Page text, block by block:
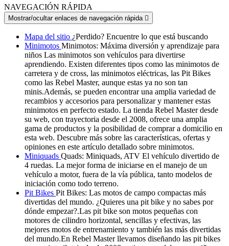
NAVEGACIÓN RÁPIDA
Mostrar/ocultar enlaces de navegación rápida 
Mapa del sitio ¿Perdido? Encuentre lo que está buscando
Minimotos Minimotos: Máxima diversión y aprendizaje para
niños Las minimotos son vehículos para divertirse
aprendiendo. Existen diferentes tipos como las minimotos de
carretera y de cross, las minimotos eléctricas, las Pit Bikes
como las Rebel Master, aunque estas ya no son tan
minis.Además, se pueden encontrar una amplia variedad de
recambios y accesorios para personalizar y mantener estas
minimotos en perfecto estado. La tienda Rebel Master desde
su web, con trayectoria desde el 2008, ofrece una amplia
gama de productos y la posibilidad de comprar a domicilio en
esta web. Descubre más sobre las características, ofertas y
opiniones en este artículo detallado sobre minimotos.
Miniquads Quads: Miniquads, ATV El vehículo divertido de
4 ruedas. La mejor forma de iniciarse en el manejo de un
vehículo a motor, fuera de la vía pública, tanto modelos de
iniciación como todo terreno.
Pit Bikes Pit Bikes: Las motos de campo compactas más
divertidas del mundo. ¿Quieres una pit bike y no sabes por
dónde empezar?.Las pit bike son motos pequeñas con
motores de cilindro horizontal, sencillas y efectivas, las
mejores motos de entrenamiento y también las más divertidas
del mundo.En Rebel Master llevamos diseñando las pit bikes